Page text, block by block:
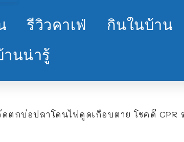
รีวิวคาเฟ่
กินในบ้าน
านน่ารู้
กบ่อปลาโดนไฟดูดเกือบตาย โชคดี CPR